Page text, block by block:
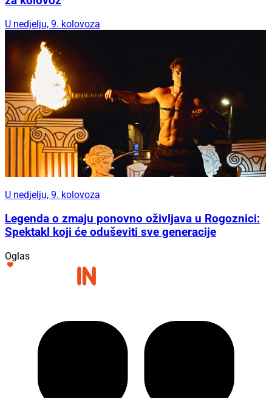
U nedjelju, 9. kolovoza
U nedjelju, 9. kolovoza
Legenda o zmaju ponovno oživljava u Rogoznici:
Spektakl koji će oduševiti sve generacije
Oglas